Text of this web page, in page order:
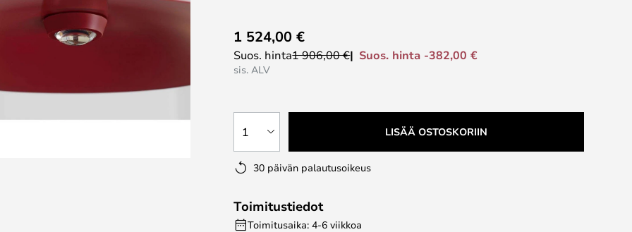
1 524,00 €
Suos. hinta1 906,00 € Suos. hinta -382,00 €
sis. ALV
1 LISÄÄ OSTOSKORIIN
30 päivän palautusoikeus
Toimitustiedot
Toimitusaika: 4-6 viikkoa